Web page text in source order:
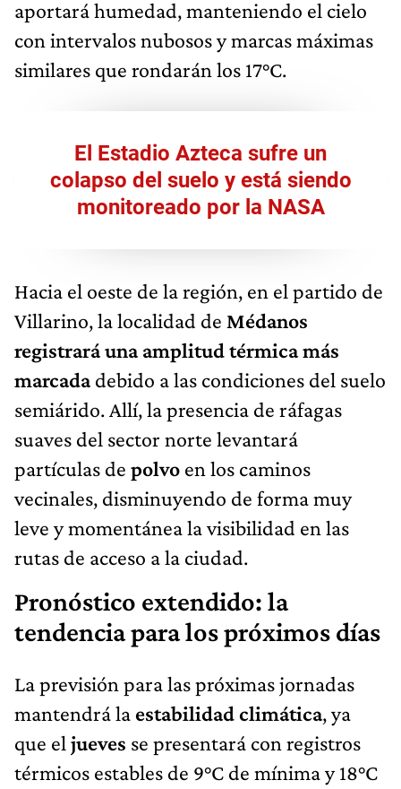
aportará humedad, manteniendo el cielo
con intervalos nubosos y marcas máximas
similares que rondarán los 17°C.
El Estadio Azteca sufre un
colapso del suelo y está siendo
monitoreado por la NASA
Hacia el oeste de la región, en el partido de
Villarino, la localidad de Médanos
registrará una amplitud térmica más
marcadadebido a las condiciones del suelo
semiárido. Allí, la presencia de ráfagas
suaves del sector norte levantará
partículas de polvo en los caminos
vecinales, disminuyendo de forma muy
leve y momentánea la visibilidad en las
rutas de acceso a la ciudad.
Pronóstico extendido: la
tendencia para los próximos días
La previsión para las próximas jornadas
mantendrá la estabilidad climática, ya
que el jueves se presentará con registros
térmicos estables de 9°C de mínima y 18°C